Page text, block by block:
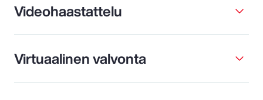
Videohaastattelu
Virtuaalinen valvonta